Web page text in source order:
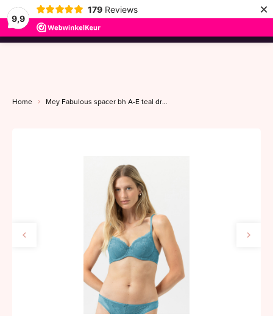
9,9
179 Reviews ×
menu
Home Mey Fabulous spacer bh A-E teal dream